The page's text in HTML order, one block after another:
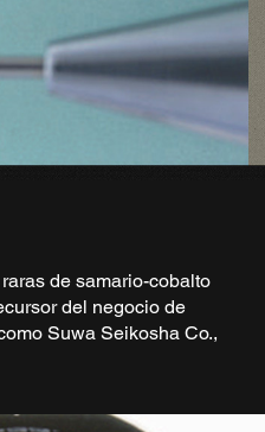
de samario-cobalto
del negocio de
Suwa Seikosha Co.,